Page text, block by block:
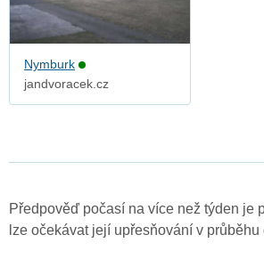
Nymburk
jandvoracek.cz
Předpověď počasí na více než týden je
lze očekávat její upřesňování v